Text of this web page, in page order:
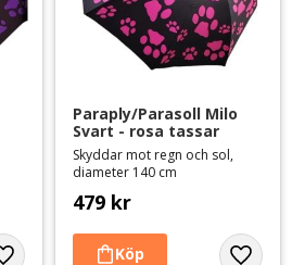
Paraply/Parasoll Milo
Svart - rosa tassar
Skyddar mot regn och sol,
diameter 140 cm
479 kr